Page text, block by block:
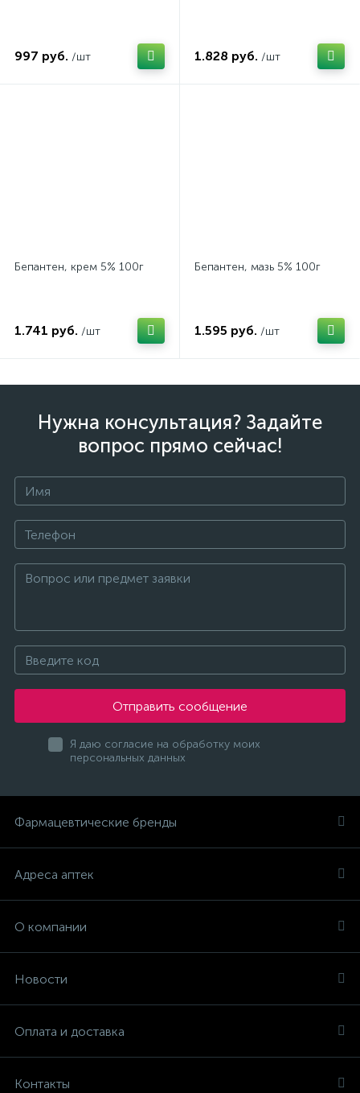
997 руб. /шт 1.828 руб. /шт
Бепантен, крем 5% 100г
1.741 руб. /шт
Бепантен, мазь 5% 100г
1.595 руб. /шт
Нужна консультация? Задайте
вопрос прямо сейчас!
Отправить сообщение
Я даю согласие на обработку моих
персональных данных
Фармацевтические бренды
Адреса аптек
О компании
Новости
Оплата и доставка
Контакты